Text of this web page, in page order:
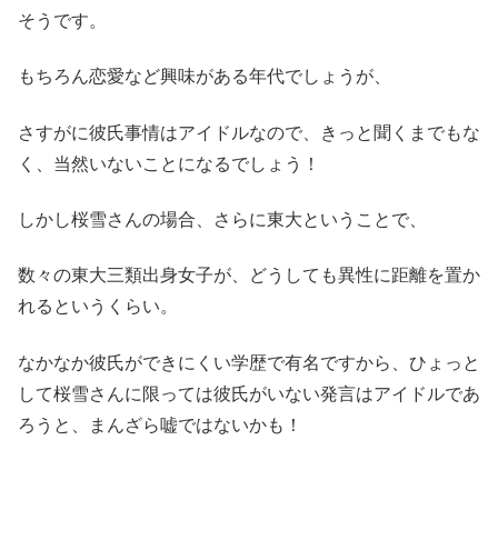
そうです。
もちろん恋愛など興味がある年代でしょうが、
さすがに彼氏事情はアイドルなので、きっと聞くまでもな
く、当然いないことになるでしょう！
しかし桜雪さんの場合、さらに東大ということで、
数々の東大三類出身女子が、どうしても異性に距離を置か
れるというくらい。
なかなか彼氏ができにくい学歴で有名ですから、ひょっと
して桜雪さんに限っては彼氏がいない発言はアイドルであ
ろうと、まんざら嘘ではないかも！